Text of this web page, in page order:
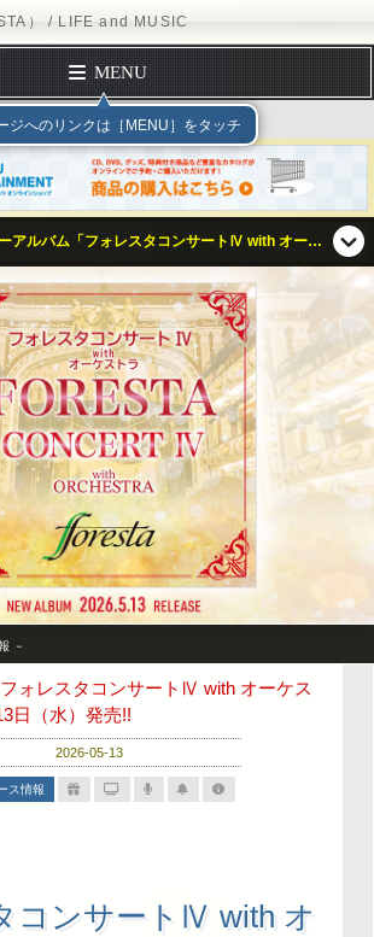
） / LIFE and MUSIC
MENU
「ＢＳ日本・こころの歌」番組ホームページ
インメント LIFE and MUSIC フォレスタ
テイチクエンタテインメント
ニューアルバム「フォレスタコンサートⅣ with オーケストラ」2026年5月13日（水）発売!!
ォレスタコンサートⅣ with オーケス
日（水）発売!!
2026-05-13
ス情報
コンサートⅣ with オ